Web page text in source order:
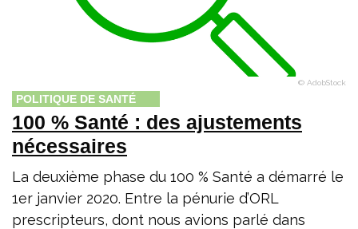
© AdobStock
POLITIQUE DE SANTÉ
100 % Santé : des ajustements
nécessaires
La deuxième phase du 100 % Santé a démarré le
1er janvier 2020. Entre la pénurie d’ORL
prescripteurs, dont nous avions parlé dans